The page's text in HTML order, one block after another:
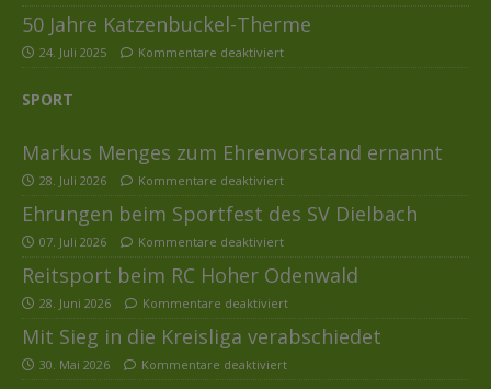
50 Jahre Katzenbuckel-Therme
24. Juli 2025 Kommentare deaktiviert
SPORT
Markus Menges zum Ehrenvorstand ernannt
28. Juli 2026 Kommentare deaktiviert
Ehrungen beim Sportfest des SV Dielbach
07. Juli 2026 Kommentare deaktiviert
Reitsport beim RC Hoher Odenwald
28. Juni 2026 Kommentare deaktiviert
Mit Sieg in die Kreisliga verabschiedet
30. Mai 2026 Kommentare deaktiviert